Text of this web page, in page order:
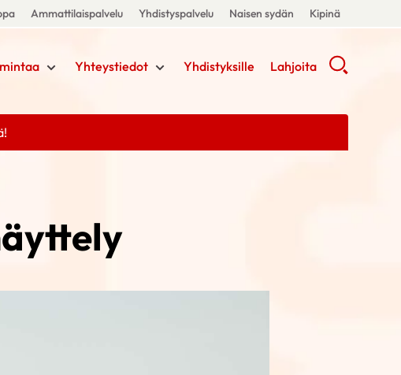
Ammattilaispalvelu Yhdistyspalvelu Naisen sydän Kipinä
Yhteystiedot Yhdistyksille Lahjoita